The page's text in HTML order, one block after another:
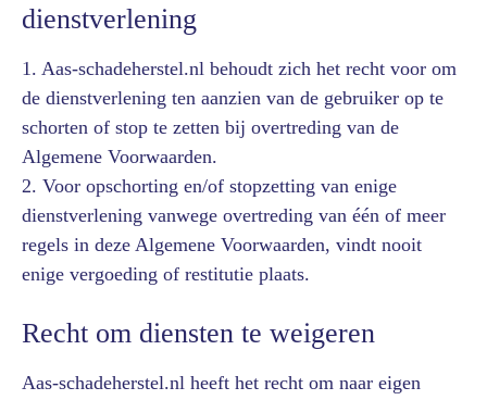
dienstverlening
1. Aas-schadeherstel.nl behoudt zich het recht voor om
de dienstverlening ten aanzien van de gebruiker op te
schorten of stop te zetten bij overtreding van de
Algemene Voorwaarden.
2. Voor opschorting en/of stopzetting van enige
dienstverlening vanwege overtreding van één of meer
regels in deze Algemene Voorwaarden, vindt nooit
enige vergoeding of restitutie plaats.
Recht om diensten te weigeren
Aas-schadeherstel.nl heeft het recht om naar eigen